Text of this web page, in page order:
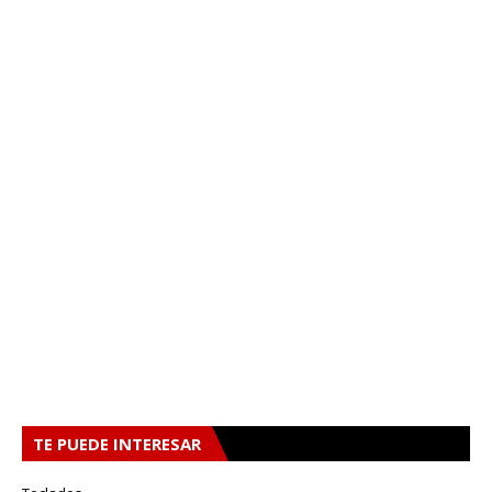
TE PUEDE INTERESAR